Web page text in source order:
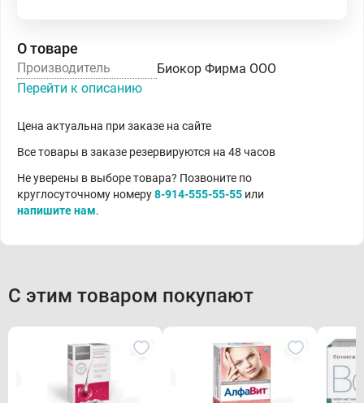
О товаре
Производитель
Биокор Фирма ООО
Перейти к описанию
Цена актуальна при заказе на сайте
Все товары в заказе резервируются на 48 часов
Не уверены в выборе товара? Позвоните по
круглосуточному номеру8-914-555-55-55 или
напишите нам.
С этим товаром покупают